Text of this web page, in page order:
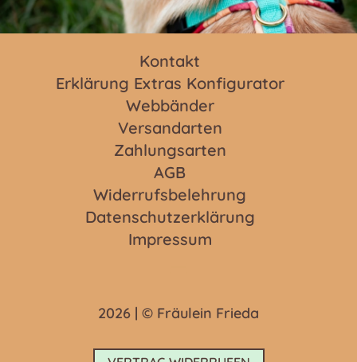
Kontakt
Erklärung Extras Konfigurator
Webbänder
Versandarten
Zahlungsarten
AGB
Widerrufsbelehrung
Datenschutzerklärung
Impressum
2026 | © Fräulein Frieda